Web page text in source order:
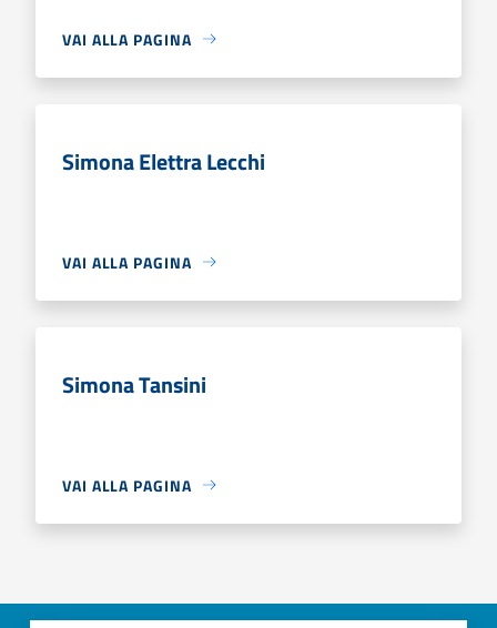
VAI ALLA PAGINA
Simona Elettra Lecchi
VAI ALLA PAGINA
Simona Tansini
VAI ALLA PAGINA